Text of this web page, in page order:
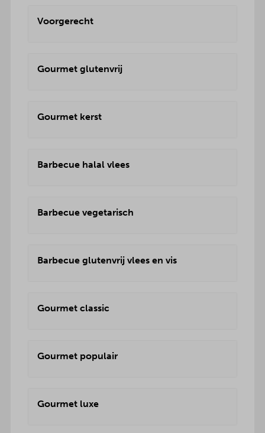
Voorgerecht
Gourmet glutenvrij
Gourmet kerst
Barbecue halal vlees
Barbecue vegetarisch
Barbecue glutenvrij vlees en vis
Gourmet classic
Gourmet populair
Gourmet luxe